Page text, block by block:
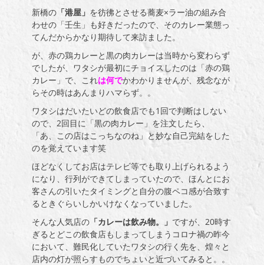
新橋の 「港屋」 を彷彿とさせる蕎麦×ラー油の組み合
わせの「壬生」も好きだったので、そのカレー業態っ
てんだからかなり期待して来訪ました。
が、赤の鶏カレーと黒の肉カレーは当時から変わらず
でしたが、ワタシが最初にチョイスしたのは「赤の鶏
カレー」で、これは何でかわかりませんが、残念なが
らその時はあんまりハマらず。。
ワタシはだいたいどの飲食店でも1回で判断はしない
ので、2回目に「黒の肉カレー」を注文したら、
「あ、この店はこっちなのね」と妙な自己完結をした
のを覚えています笑
ほどなくしてお店はテレビ等でも取り上げられるよう
になり、行列ができてしまっていたので、ほんとにお
客さんの引いたタイミングと自分の腹ペコ感が合致す
るときぐらいしかいけなくなっていました。
そんな人気店の 「カレーは飲み物。」 ですが、20時す
ぎるとどこの飲食店もしまってしまうコロナ禍の昨今
において、難民化していたワタシの行く先を、煌々と
店内の灯が照らすものでちょいと近づいてみると。。